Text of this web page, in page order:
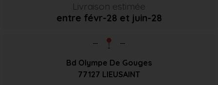
Livraison estimée
entre févr-28 et juin-28
Bd Olympe De Gouges
77127 LIEUSAINT